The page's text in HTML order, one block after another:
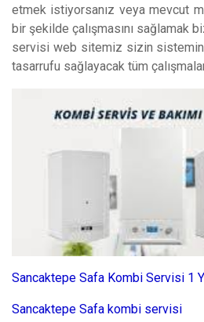
etmek istiyorsanız veya mevcut
bir şekilde çalışmasını sağlamak
servisi web sitemiz sizin
tasarrufu sağlayacak tüm
Sancaktepe Safa Kombi Servisi 1
Sancaktepe Safa kombi servisi